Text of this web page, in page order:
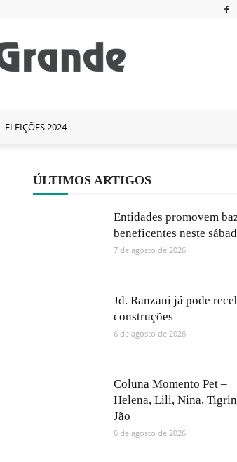
ELEIÇÕES 2024
ÚLTIMOS ARTIGOS
Entidades promovem
beneficentes neste
7 de agosto de 2026
Jd. Ranzani já pode
construções
6 de agosto de 2026
Coluna Momento Pet –
Helena, Lili, Nina,
Jão
6 de agosto de 2026